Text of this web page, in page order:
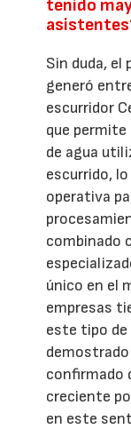
tenido
Sin duda,
generó
escurridor
que
de agua
escurrido,
operativa
combinado
único en el
empresas
este tipo de
confirmado
creciente
en este